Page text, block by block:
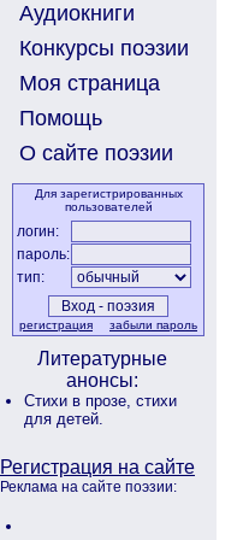
Аудиокниги
Конкурсы поэзии
Моя страница
Помощь
О сайте поэзии
Для зарегистрированных
пользователей
логин:
пароль:
тип:
регистрация забыли пароль
Литературные
анонсы:
Стихи в прозе, стихи
для детей.
Регистрация на сайте
Реклама на сайте поэзии: